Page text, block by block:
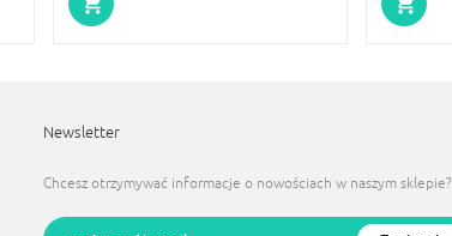
Newsletter
Chcesz otrzymywać informacje o nowościach w naszym sklepie?